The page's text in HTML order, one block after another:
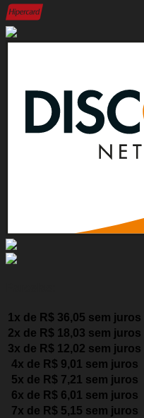
1x de R$ 36,05 sem juros
2x de R$ 18,03 sem juros
3x de R$ 12,02 sem juros
4x de R$ 9,01 sem juros
5x de R$ 7,21 sem juros
6x de R$ 6,01 sem juros
7x de R$ 5,15 sem juros